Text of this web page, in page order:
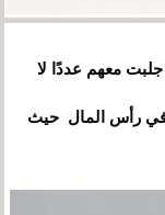
معهم عددًا لا
في رأس المال حيث